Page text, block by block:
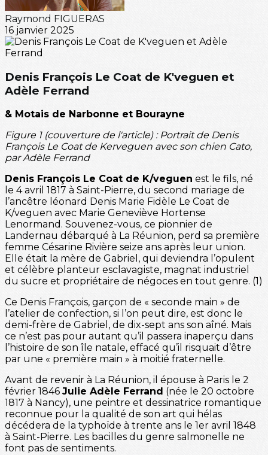
Raymond FIGUERAS
16 janvier 2025
Denis François Le Coat de K'veguen et
Adèle Ferrand
& Motais de Narbonne et Bourayne
Figure 1 (couverture de l'article) : Portrait de Denis
François Le Coat de Kerveguen avec son chien Cato,
par Adèle Ferrand
Denis François Le Coat de K/veguen est le fils, né
le 4 avril 1817 à Saint-Pierre, du second mariage de
l’ancêtre léonard Denis Marie Fidèle Le Coat de
K/veguen avec Marie Geneviève Hortense
Lenormand. Souvenez-vous, ce pionnier de
Landernau débarqué à La Réunion, perd sa première
femme Césarine Rivière seize ans après leur union.
Elle était la mère de Gabriel, qui deviendra l’opulent
et célèbre planteur esclavagiste, magnat industriel
du sucre et propriétaire de négoces en tout genre. (1)
Ce Denis François, garçon de « seconde main » de
l’atelier de confection, si l’on peut dire, est donc le
demi-frère de Gabriel, de dix-sept ans son aîné. Mais
ce n’est pas pour autant qu’il passera inaperçu dans
l’histoire de son île natale, effacé qu’il risquait d’être
par une « première main » à moitié fraternelle.
Avant de revenir à La Réunion, il épouse à Paris le 2
février 1846 Julie Adèle Ferrand (née le 20 octobre
1817 à Nancy), une peintre et dessinatrice romantique
reconnue pour la qualité de son art qui hélas
décédera de la typhoïde à trente ans le 1er avril 1848
à Saint-Pierre. Les bacilles du genre salmonelle ne
font pas de sentiments.